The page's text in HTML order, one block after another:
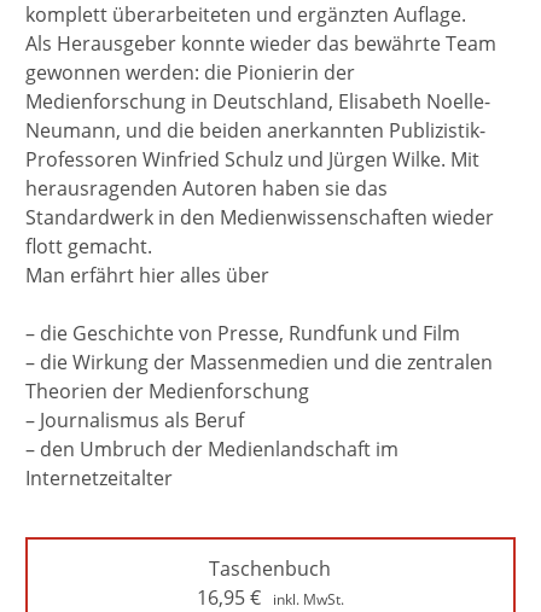
komplett überarbeiteten und ergänzten Auflage.
Als Herausgeber konnte wieder das bewährte Team
gewonnen werden: die Pionierin der
Medienforschung in Deutschland, Elisabeth Noelle-
Neumann, und die beiden anerkannten Publizistik-
Professoren Winfried Schulz und Jürgen Wilke. Mit
herausragenden Autoren haben sie das
Standardwerk in den Medienwissenschaften wieder
flott gemacht.
Man erfährt hier alles über
– die Geschichte von Presse, Rundfunk und Film
– die Wirkung der Massenmedien und die zentralen
Theorien der Medienforschung
– Journalismus als Beruf
– den Umbruch der Medienlandschaft im
Internetzeitalter
Taschenbuch
16,95€ inkl. MwSt.